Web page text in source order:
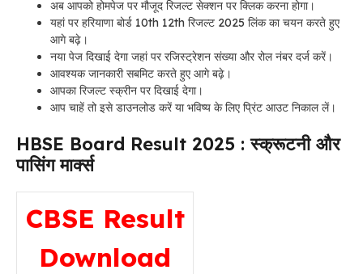
अब आपको होमपेज पर मौजूद रिजल्ट सेक्शन पर क्लिक करना होगा।
यहां पर हरियाणा बोर्ड 10th 12th रिजल्ट 2025 लिंक का चयन करते हुए
आगे बढ़े।
नया पेज दिखाई देगा जहां पर रजिस्ट्रेशन संख्या और रोल नंबर दर्ज करें।
आवश्यक जानकारी सबमिट करते हुए आगे बढ़े।
आपका रिजल्ट स्क्रीन पर दिखाई देगा।
आप चाहें तो इसे डाउनलोड करें या भविष्य के लिए प्रिंट आउट निकाल लें।
HBSE Board Result 2025 : स्क्रूटनी और
पासिंग मार्क्स
CBSE Result
Download